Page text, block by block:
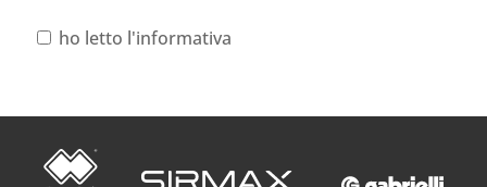
ho letto l'informativa